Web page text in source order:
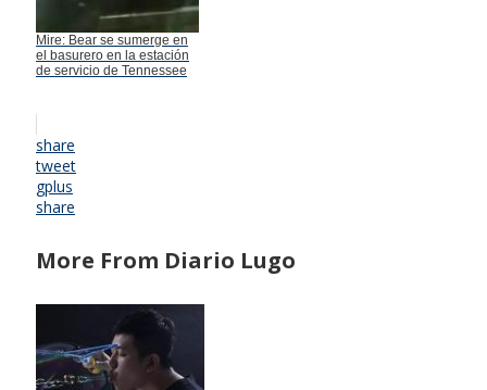
Mire: Bear se sumerge en
el basurero en la estación
de servicio de Tennessee
share
tweet
gplus
share
More From Diario Lugo